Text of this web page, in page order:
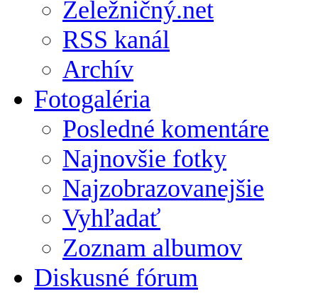
Želežničný.net
RSS kanál
Archív
Fotogaléria
Posledné komentáre
Najnovšie fotky
Najzobrazovanejšie
Vyhľadať
Zoznam albumov
Diskusné fórum